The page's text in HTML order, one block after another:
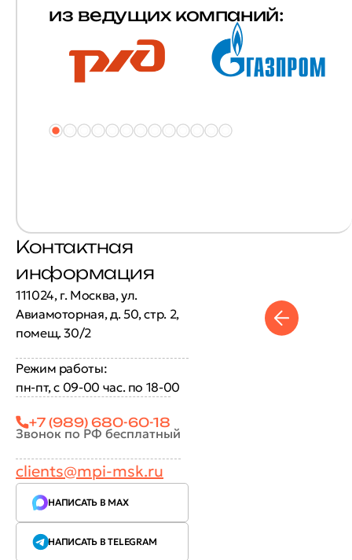
из ведущих компаний:
Контактная
информация
111024, г. Москва, ул.
Авиамоторная, д. 50, стр. 2,
помещ. 30/2
Режим работы:
пн-пт, с 09-00 час. по 18-00
+7 (989) 680-60-18
Звонок по РФ бесплатный
clients@mpi-msk.ru
НАПИСАТЬ В MAX
НАПИСАТЬ В TELEGRAM